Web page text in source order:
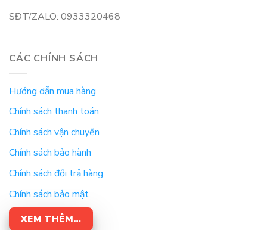
SĐT/ZALO: 0933320468
CÁC CHÍNH SÁCH
Hướng dẫn mua hàng
Chính sách thanh toán
Chính sách vận chuyển
Chính sách bảo hành
Chính sách đổi trả hàng
Chính sách bảo mật
XEM THÊM…